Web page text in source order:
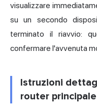
visualizzare
su un secondo
terminato il riavvio:
confermare l'avvenuta
Istruzioni
router principale